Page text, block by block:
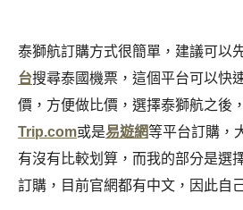
泰獅航訂購方式很簡單，建議可以
台搜尋泰國機票，這個平台可以快
價，方便做比價，選擇泰獅航之後
Trip.com或是易遊網等平台訂購，
有沒有比較划算，而我的部分是選
訂購，目前官網都有中文，因此自